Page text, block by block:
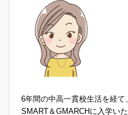
6年間の中高一貫校生活を経て、
SMART＆GMARCHに入学いた